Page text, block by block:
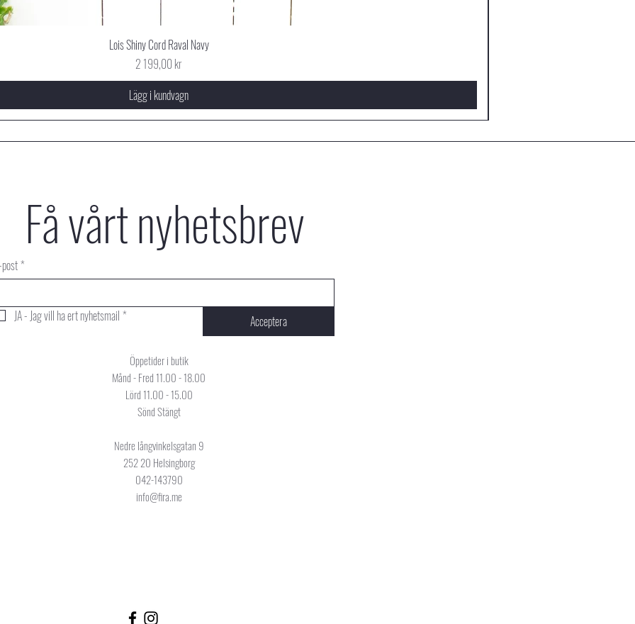
Lois Shiny Cord Raval Navy
Pris
2 199,00 kr
Lägg i kundvagn
Få vårt nyhetsbrev
*
JA - Jag vill ha ert nyhetsmail * Acceptera
Öppetider i butik
Månd - Fred 11.00 - 18.00
Lörd 11.00 - 15.00
Sönd Stängt
Nedre långvinkelsgatan 9
252 20 Helsingborg
042-143790
info@fira.me